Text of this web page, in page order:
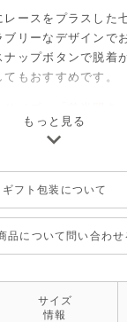
ースをプラスした
リーなデザインで
ップボタンで脱着
もおすすめです。
い。もっと見る
ギフト包装について
品について問い合わせ
サイズ
情報